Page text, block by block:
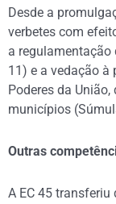
Desde a
verbetes com
a
11) e a vedação
Poderes da
municípios
Outras
A EC 45 transferiu